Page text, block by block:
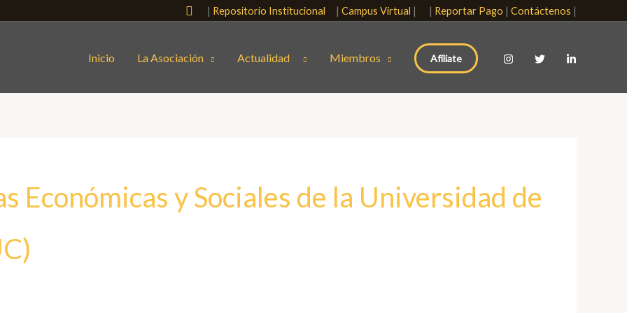
Buscar
| Repositorio Institucional | Campus Virtual | | Reportar Pago | Contáctenos |
Inicio La Asociación Actualidad Miembros Afíliate
Económicas y Sociales de la Universidad de